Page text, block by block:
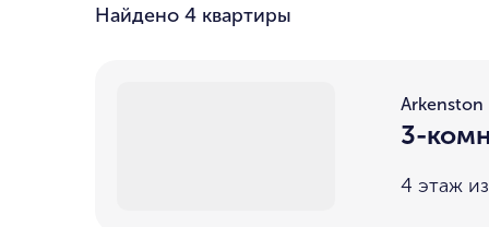
Найдено 4 квартиры
Arkenston
3-
4 этаж